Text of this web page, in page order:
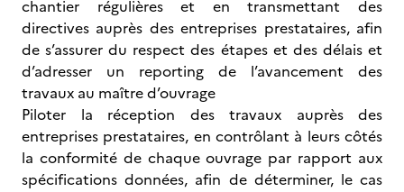
chantier régulières et en transmettant des
directives auprès des entreprises prestataires, afin
de s’assurer du respect des étapes et des délais et
d’adresser un reporting de l’avancement des
travaux au maître d’ouvrage
Piloter la réception des travaux auprès des
entreprises prestataires, en contrôlant à leurs côtés
la conformité de chaque ouvrage par rapport aux
spécifications données, afin de déterminer, le cas